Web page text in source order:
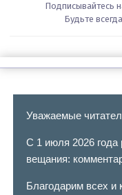
Подписывайтесь
Будьте
Уважаемые
С 1 июля 2026 года
вещания:
Благодарим всех и